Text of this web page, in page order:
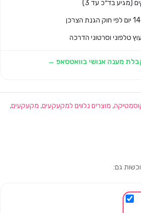
טלפוני וסרטוני הדרכה
מענה אנושי בוואטסאפ →
, מוצרים נלווים למקעקעים, מקעקעים,
גם: